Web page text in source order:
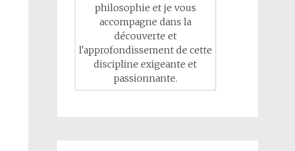
philosophie et je vous
accompagne dans la
découverte et
l'approfondissement de cette
discipline exigeante et
passionnante.